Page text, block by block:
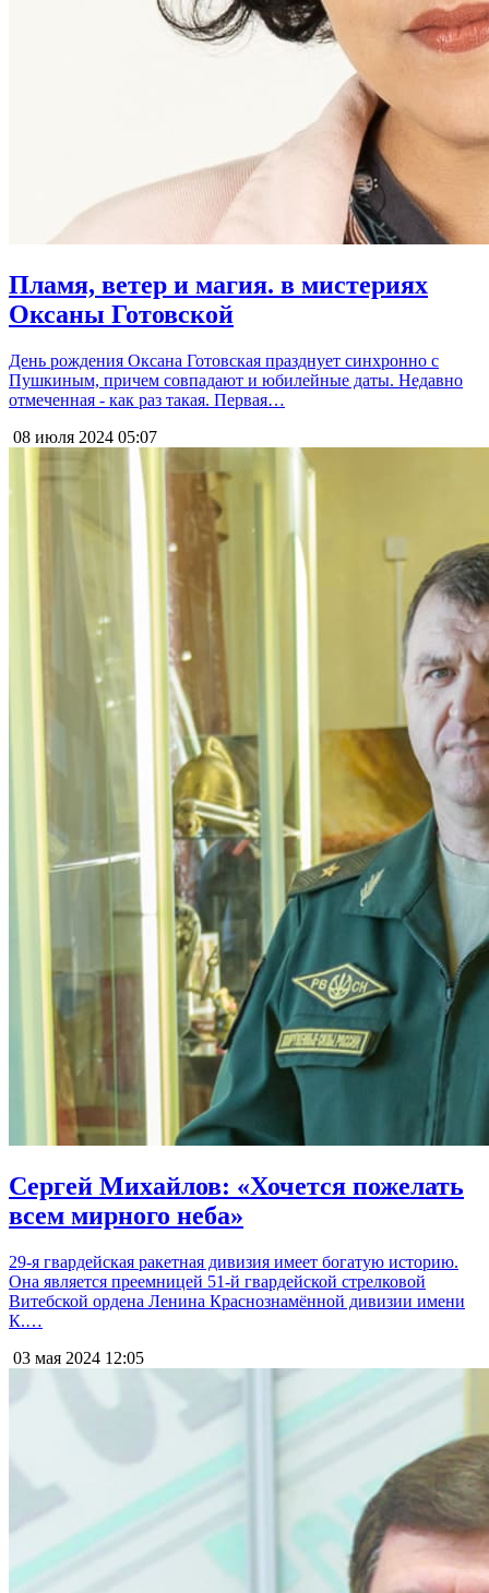
Пламя, ветер и магия. в мистериях
Оксаны Готовской
День рождения Оксана Готовская празднует синхронно с
Пушкиным, причем совпадают и юбилейные даты. Недавно
отмеченная - как раз такая. Первая…
08 июля 2024 05:07
Сергей Михайлов: «Хочется пожелать
всем мирного неба»
29-я гвардейская ракетная дивизия имеет богатую историю.
Она является преемницей 51-й гвардейской стрелковой
Витебской ордена Ленина Краснознамённой дивизии имени
К.…
03 мая 2024 12:05